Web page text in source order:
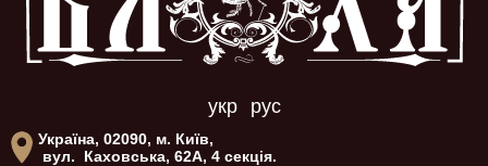
укр рус
Україна, 02090, м. Київ,
вул. Каховська, 62А, 4 секція.